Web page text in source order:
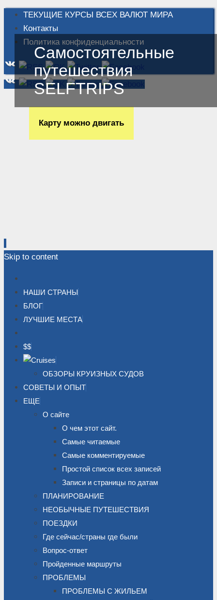
ТЕКУЩИЕ КУРСЫ ВСЕХ ВАЛЮТ МИРА
Контакты
Политика конфиденциальности
Карту можно двигать
Самостоятельные
путешествия
SELFTRIPS
Skip to content
НАШИ СТРАНЫ
БЛОГ
ЛУЧШИЕ МЕСТА
$$
ОБЗОРЫ КРУИЗНЫХ СУДОВ
СОВЕТЫ И ОПЫТ
ЕЩЕ
О сайте
О чем этот сайт.
Самые читаемые
Самые комментируемые
Простой список всех записей
Записи и страницы по датам
ПЛАНИРОВАНИЕ
НЕОБЫЧНЫЕ ПУТЕШЕСТВИЯ
ПОЕЗДКИ
Где сейчас/страны где были
Вопрос-ответ
Пройденные маршруты
ПРОБЛЕМЫ
ПРОБЛЕМЫ С ЖИЛЬЕМ